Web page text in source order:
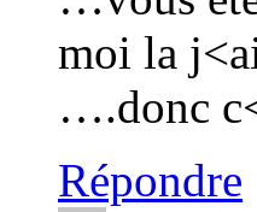
moi la
….donc
Répondre